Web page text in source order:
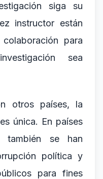
siga su
instructor están
para
sea
otros países, la
única. En países
también se han
política y
para fines